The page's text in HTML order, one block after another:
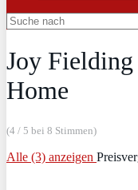
Joy
Home
(4 / 5 bei 8 Stimmen)
Alle (3) anzeigen